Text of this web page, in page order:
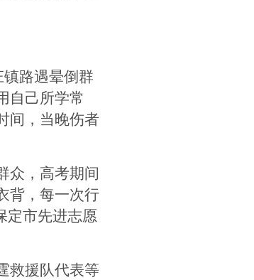
镇路遇晕倒群
自己所学常
间，当晚伤者
众，高考期间
背，每一次行
定市先进志愿
救援队代表等